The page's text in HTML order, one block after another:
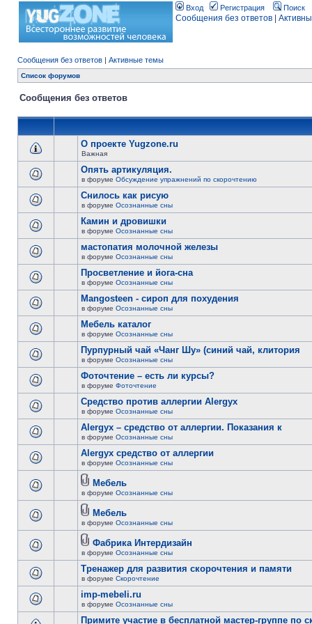
Вход Регистрация Поиск
Сообщения без ответов
Сообщения без ответов | Активные темы
Список форумов
Сообщения без ответов
О проекте Yugzone.ru
Важная
Опять артикуляция.
в форуме Обсуждение упражнений по скорочтению
Снилось как рисую
в форуме Осознанные сны
Камин и дровишки
в форуме Осознанные сны
мастопатия молочной железы
в форуме Осознанные сны
Просветление и йога-сна
в форуме Осознанные сны
Mangosteen - сироп для похудения
в форуме Осознанные сны
Мебель каталог
в форуме Осознанные сны
Пурпурный чай «Чанг Шу» (синий чай, клитория
в форуме Осознанные сны
Фоточтение – есть ли курсы?
в форуме Фоточтение
Cредство против аллергии Alergyx
в форуме Осознанные сны
Alergyx – средство от аллергии. Показания к
в форуме Осознанные сны
Alergyx средство от аллергии
в форуме Осознанные сны
Мебель
в форуме Осознанные сны
Мебель
в форуме Осознанные сны
Фабрика Интердизайн
в форуме Осознанные сны
Тренажер для развития скорочтения и памяти
в форуме Скорочтение
imp-mebeli.ru
в форуме Осознанные сны
Примите участие в бесплатной мастер-группе по